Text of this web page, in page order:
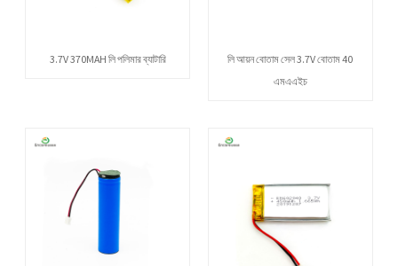
3.7V 370MAH লি পলিমার ব্যাটারি
লি আয়ন বোতাম সেল 3.7V বোতাম 40
এমএএইচ